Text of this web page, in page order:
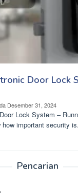
Door Lock
Desember 31, 2024
Lock System –
important security
Pencarian